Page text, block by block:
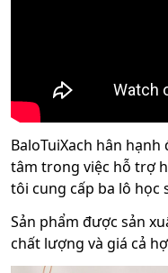
BaloTuiXach hân
tâm trong việc hỗ trợ
tôi cung cấp ba lô học
Sản phẩm được sản
chất lượng và giá cả